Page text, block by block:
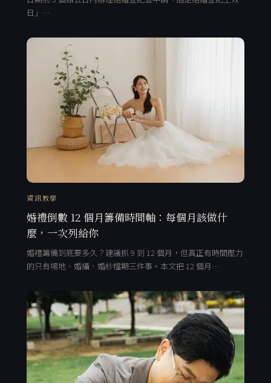
日」…
資訊教學
婚禮倒數 12 個月籌備時間軸：每個月該做什
麼，一次列給你
婚禮籌備到底要多久？建議抓 9 到 12 個月，但真正有時間壓力
的只有場地、婚攝、婚紗檔期三件事。本文把 12 個月…